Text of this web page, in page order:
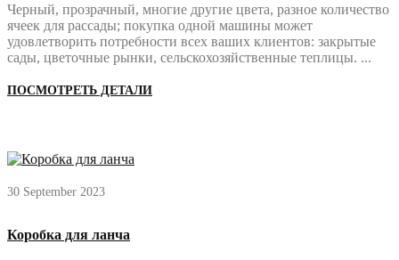
Черный, прозрачный, многие другие цвета, разное количество
ячеек для рассады; покупка одной машины может
удовлетворить потребности всех ваших клиентов: закрытые
сады, цветочные рынки, сельскохозяйственные теплицы. ...
ПОСМОТРЕТЬ ДЕТАЛИ
30 September 2023
Коробка для ланча